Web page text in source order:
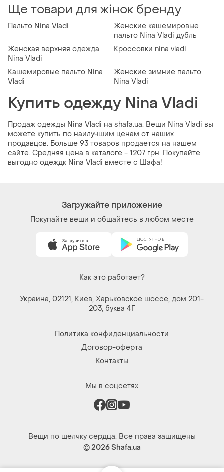
Ще товари для жінок бренду
Пальто Nina Vladi
Женские кашемировые
пальто Nina Vladi дубль
Женская верхняя одежда
Nina Vladi
Кроссовки nina vladi
Кашемировые пальто Nina
Vladi
Женские зимние пальто
Nina Vladi
Купить одежду Nina Vladi
Продаж одежды Nina Vladi на shafa.ua. Вещи Nina Vladi вы
можете купить по наилучшим ценам от наших
продавцов. Больше 93 товаров продается на нашем
сайте. Средняя цена в каталоге - 1207 грн. Покупайте
выгодно одеждк Nina Vladi вместе с Шафа!
Загружайте приложение
Покупайте вещи и общайтесь в любом месте
Как это работает?
Украина, 02121, Киев, Харьковское шоссе, дом 201-
203, буква 4Г
Политика конфиденциальности
Договор-оферта
Контакты
Мы в соцсетях
Вещи по щелчку сердца. Все права защищены
© 2026Shafa.ua